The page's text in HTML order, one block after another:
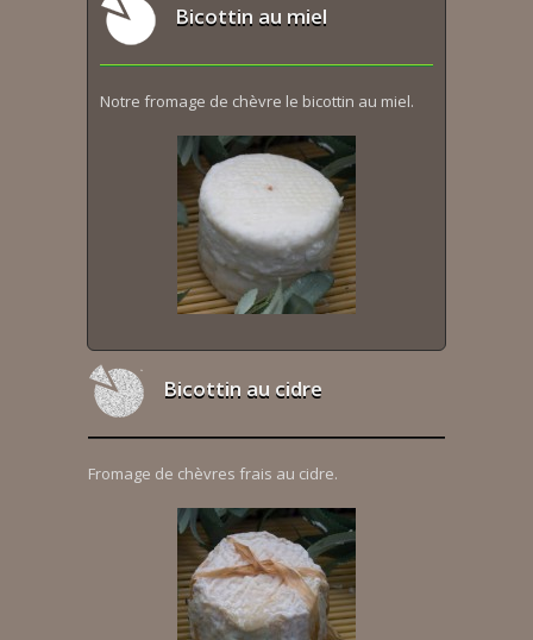
Bicottin au miel
Notre fromage de chèvre le bicottin au miel.
Bicottin au cidre
Fromage de chèvres frais au cidre.